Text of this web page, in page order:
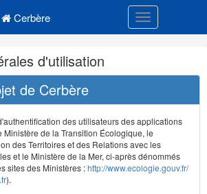
Cerbère Toggle
d'utilisation
de Cerbère
des utilisateurs des applications
Ministère de la Transition Écologique, le
des Territoires et des Relations avec les
et le Ministère de la Mer, ci-après dénommés
sites des Ministères :http://www.ecologie.gouv.fr/
).